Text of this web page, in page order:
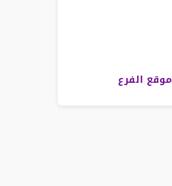
موقع الفرع